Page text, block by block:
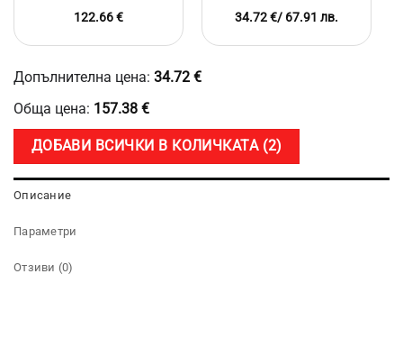
батерии, Мощност 3500
122.66€
3 години
34.72€/ 67.91 лв.
Допълнителна цена: 34.72 €
Обща цена: 157.38 €
ДОБАВИ ВСИЧКИ В КОЛИЧКАТА 2
Описание
Параметри
Отзиви (0)